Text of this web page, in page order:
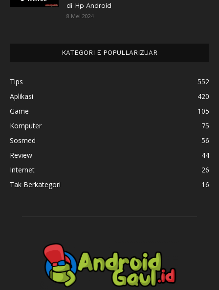
di Hp Android
8 Mei 2024
KATEGORI E POPULLARIZUAR
Tips
552
Aplikasi
420
Game
105
Komputer
75
Sosmed
56
Review
44
Internet
26
Tak Berkategori
16